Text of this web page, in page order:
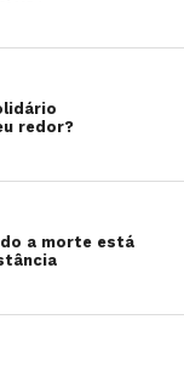
redor?
a morte está